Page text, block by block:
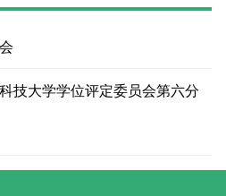
技大学学位评定委员会第六分